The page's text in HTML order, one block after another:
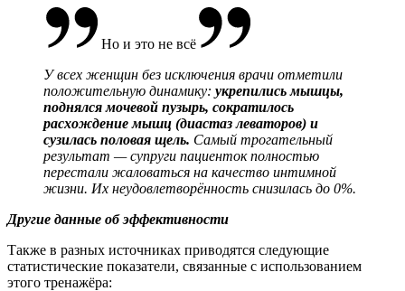
Но и это не всё
У всех женщин без исключения врачи отметили
положительную динамику: укрепились мышцы,
поднялся мочевой пузырь, сократилось
расхождение мышц (диастаз леваторов) и
сузилась половая щель. Самый трогательный
результат — супруги пациенток полностью
перестали жаловаться на качество интимной
жизни. Их неудовлетворённость снизилась до 0%.
Другие данные об эффективности
Также в разных источниках приводятся следующие
статистические показатели, связанные с использованием
этого тренажёра: